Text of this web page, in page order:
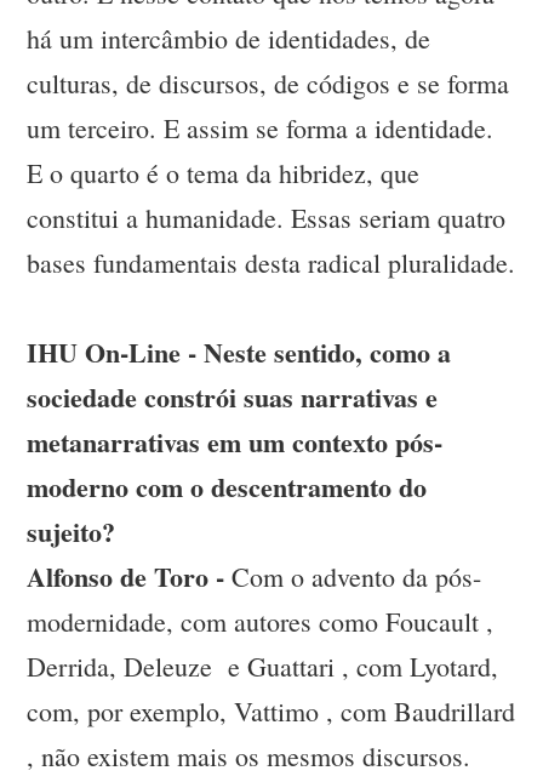
há um intercâmbio de identidades, de
culturas, de discursos, de códigos e se forma
um terceiro. E assim se forma a identidade.
E o quarto é o tema da hibridez, que
constitui a humanidade. Essas seriam quatro
bases fundamentais desta radical pluralidade.
IHU On-Line - Neste sentido, como a
sociedade constrói suas narrativas e
metanarrativas em um contexto pós-
moderno com o descentramento do
sujeito?
Alfonso de Toro - Com o advento da pós-
modernidade, com autores como Foucault ,
Derrida, Deleuze e Guattari , com Lyotard,
com, por exemplo, Vattimo , com Baudrillard
, não existem mais os mesmos discursos.